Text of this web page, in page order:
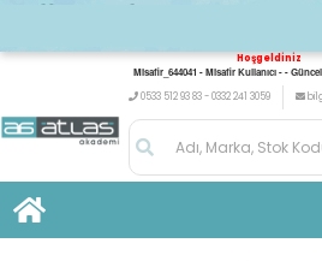
Hoşgeldiniz
Misafir_644041 - Misafir Kullanıcı - -
0533 512 93 83 - 0332 241 3059